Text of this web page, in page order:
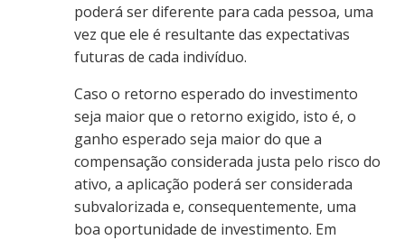
poderá ser diferente para cada pessoa, uma
vez que ele é resultante das expectativas
futuras de cada indivíduo.
Caso o retorno esperado do investimento
seja maior que o retorno exigido, isto é, o
ganho esperado seja maior do que a
compensação considerada justa pelo risco do
ativo, a aplicação poderá ser considerada
subvalorizada e, consequentemente, uma
boa oportunidade de investimento. Em